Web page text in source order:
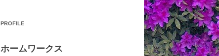
PROFILE
ホームワークス